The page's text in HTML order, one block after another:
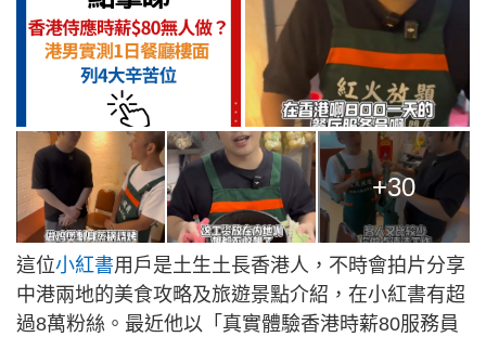
+30
這位小紅書用戶是土生土長香港人，不時會拍片分享
中港兩地的美食攻略及旅遊景點介紹，在小紅書有超
過8萬粉絲。最近他以「真實體驗香港時薪80服務員